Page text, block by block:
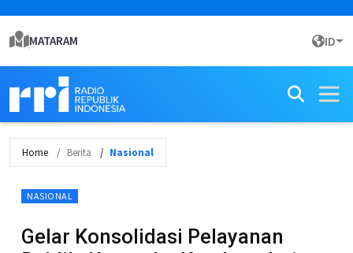
MATARAM ID
Home Berita Nasional
NASIONAL
Gelar Konsolidasi Pelayanan